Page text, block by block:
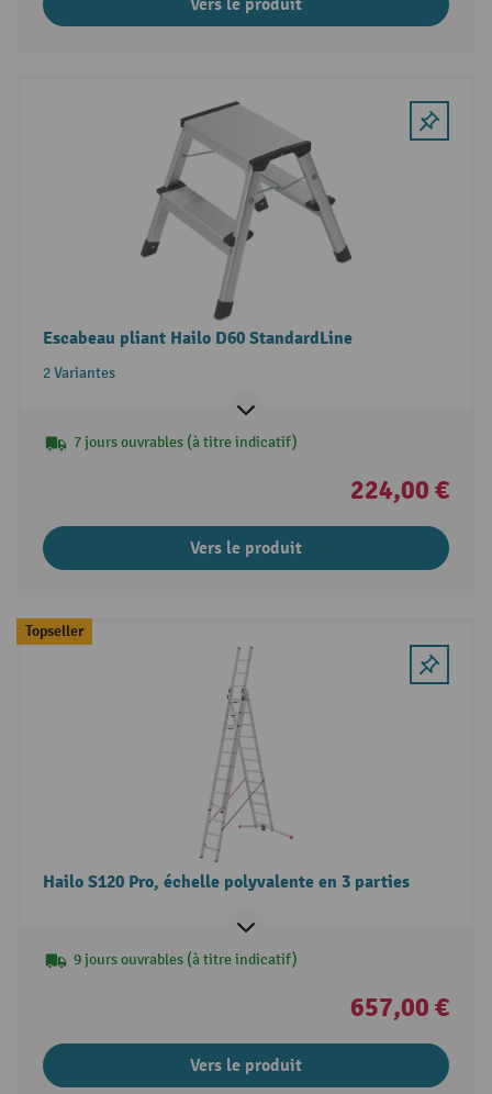
Vers le produit
Escabeau pliant Hailo D60 StandardLine
2 Variantes
7 jours ouvrables (à titre indicatif)
224,00 €
Vers le produit
Topseller
Hailo S120 Pro, échelle polyvalente en 3 parties
9 jours ouvrables (à titre indicatif)
657,00 €
Vers le produit